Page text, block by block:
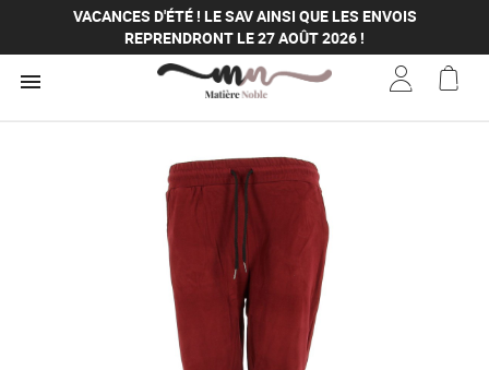
VACANCES D'ÉTÉ ! LE SAV AINSI QUE LES ENVOIS
REPRENDRONT LE 27 AOÛT 2026 !
VACANCES D'ÉTÉ ! LE SAV AINSI QUE LES ENVOIS
REPRENDRONT LE 27 AOÛT 2026 !
